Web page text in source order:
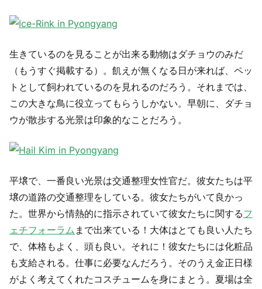
生きているのを見ることが出来る動物はダチョウのみだ
（もうすぐ掲載する）。飢えが無くなる日が来れば、ペッ
トとして飼われているのを見れるのだろう。それまでは、
この大きな鳥に役立ってもらうしかない。早朝に、ダチョ
ウが散歩する光景は印象的なことだろう。
平壌で、一番良い光景は交通整理女性官だ。彼女たちは平
壌の道路の交通整理をしている。彼女たちがいて良かっ
た。世界から情熱的に指示されていて彼女たちに関するフ
ェチフォーラム まで出来ている！大体はとても良い人たち
で、体格もよく、頭も良い。それに！彼女たちには化粧品
も支給される。仕事に必要なんだろう。そのうえ金正日様
がよく考えてくれたコスチュームを身にまとう。夏場は全